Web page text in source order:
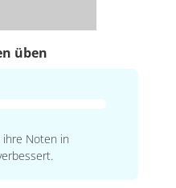
üben
Noten in